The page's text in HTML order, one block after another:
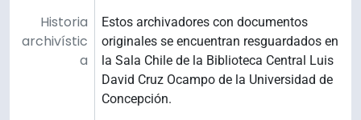
Historia
archivístic
a
Estos archivadores con documentos
originales se encuentran resguardados en
la Sala Chile de la Biblioteca Central Luis
David Cruz Ocampo de la Universidad de
Concepción.